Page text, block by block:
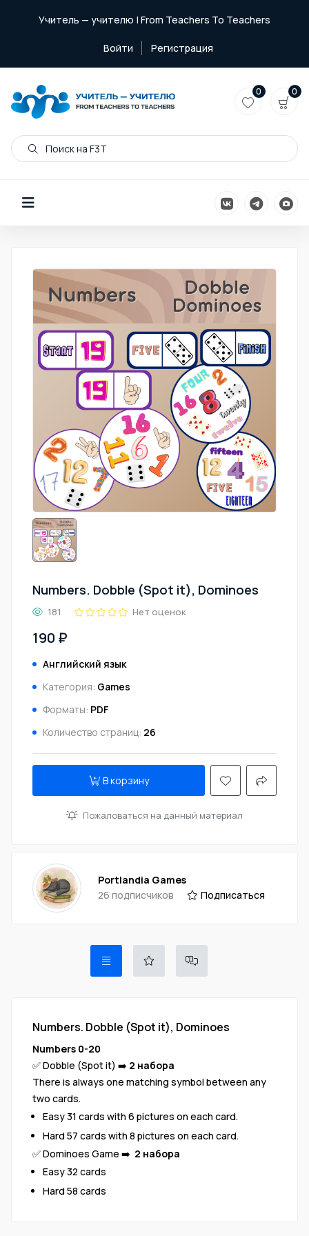
Учитель — учителю | From Teachers To Teachers
Войти Регистрация
Поиск на F3T
0 0
Numbers. Dobble (Spot it), Dominoes
181 Нет оценок
190 ₽
Английский язык
Категория: Games
Форматы: PDF
Количество страниц: 26
В корзину
Пожаловаться на данный материал
Portlandia Games
26 подписчиков
Подписаться
Numbers. Dobble (Spot it), Dominoes
Numbers 0-20
✅ Dobble (Spot it) ➡️ 2 набора
There is always one matching symbol between any
two cards.
Easy 31 cards with 6 pictures on each card.
Hard 57 cards with 8 pictures on each card.
✅ Dominoes Game ➡️ 2 набора
Easy 32 cards
Hard 58 cards